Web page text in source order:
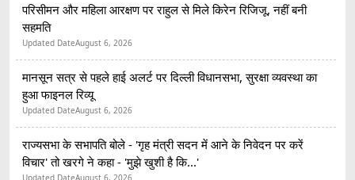
परिसीमन और महिला आरक्षण पर राहुल से मिले किरेन रिजिजू, नहीं बनी
सहमति
Updated DateAugust 6, 2026
मानसून सत्र से पहले हाई अलर्ट पर दिल्ली विधानसभा, सुरक्षा व्यवस्था का
हुआ फाइनल रिव्यू
Updated DateAugust 6, 2026
राज्यसभा के सभापति बोले - 'गृह मंत्री सदन में आने के निवेदन पर करें
विचार' तो खरगे ने कहा - 'मुझे खुशी है कि...'
Updated DateAugust 6, 2026